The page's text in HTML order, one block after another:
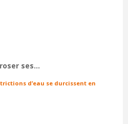
ses…
d’eau se durcissent en